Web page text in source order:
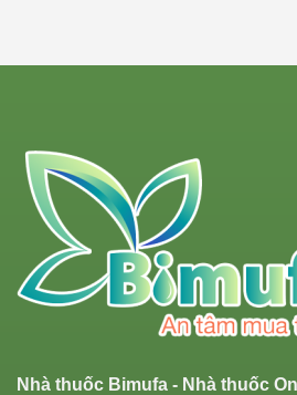
Nhà thuốc Bimufa - Nhà thuốc